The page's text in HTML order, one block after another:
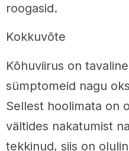
roogasid.
Kokkuvõte
Kõhuviirus on
sümptomeid nagu
Sellest hoolimata on
vältides nakatumist
tekkinud, siis on